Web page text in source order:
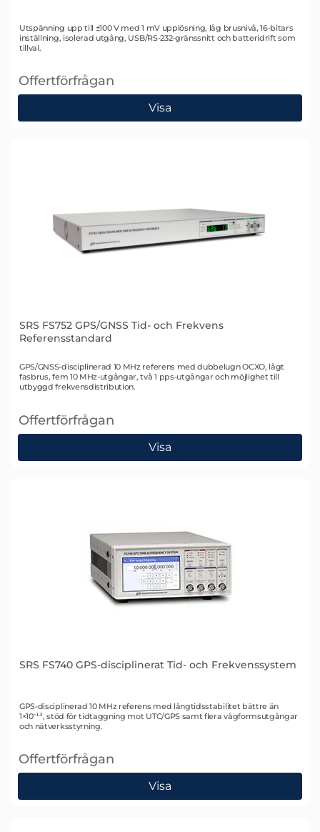
Art. nr 2449
Utspänning upp till ±100 V med 1 mV upplösning, låg brusnivå, 16-bitars
inställning, isolerad utgång, USB/RS-232-gränssnitt och batteridrift som
tillval.
Offertförfrågan
, SRS DC205 Precision DC Voltage Source
Visa
SRS FS752 GPS/GNSS Tid- och Frekvens
Referensstandard
Art. nr 2260
GPS/GNSS-disciplinerad 10 MHz referens med dubbelugn OCXO, lågt
fasbrus, fem 10 MHz-utgångar, två 1 pps-utgångar och möjlighet till
utbyggd frekvensdistribution.
Offertförfrågan
, SRS FS752 GPS/GNSS Tid- och Frekvens
Visa
SRS FS740 GPS-disciplinerat Tid- och Frekvenssystem
Art. nr 2047
GPS-disciplinerad 10 MHz referens med långtidsstabilitet bättre än
1×10⁻¹³, stöd för tidtaggning mot UTC/GPS samt flera vågformsutgångar
och nätverksstyrning.
Offertförfrågan
, SRS FS740 GPS-disciplinerat Tid- och
Visa